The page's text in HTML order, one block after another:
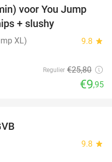
61%
voor You Jump
+ slushy
XL) 9.8 star
Regulier €25,80
€9,95
9.8 star